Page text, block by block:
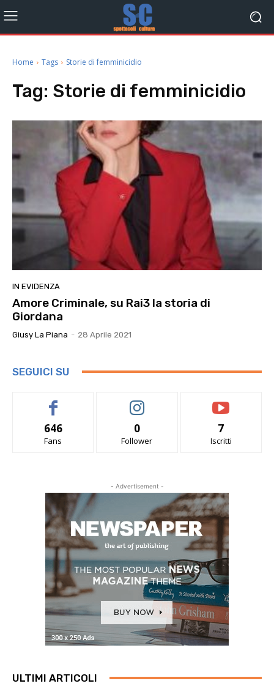
Home Tags Storie di femminicidio
Tag: Storie di femminicidio
IN EVIDENZA
Amore Criminale, su Rai3 la storia di
Giordana
Giusy La Piana - 28 Aprile 2021
SEGUICI SU
646
Fans
0
Follower
7
Iscritti
- Advertisement -
ULTIMI ARTICOLI